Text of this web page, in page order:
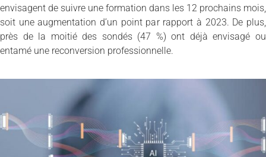
envisagent de suivre une formation dans les 12 prochains mois,
soit une augmentation d’un point par rapport à 2023. De plus,
près de la moitié des sondés (47 %) ont déjà envisagé ou
entamé une reconversion professionnelle.